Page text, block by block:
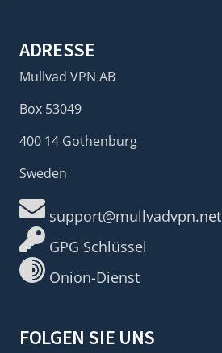
ADRESSE
Mullvad VPN AB
Box 53049
400 14 Gothenburg
Sweden
support@mullvadvpn.net
GPG Schlüssel
Onion-Dienst
FOLGEN SIE UNS